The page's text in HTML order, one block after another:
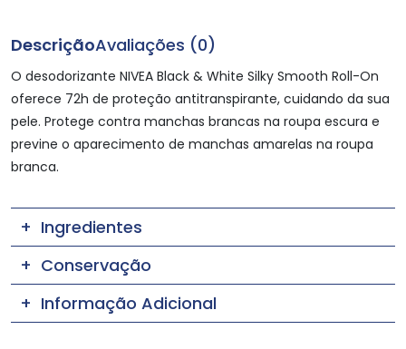
DescriçãoAvaliações (0)
O desodorizante NIVEA Black & White Silky Smooth Roll-On
oferece 72h de proteção antitranspirante, cuidando da sua
pele. Protege contra manchas brancas na roupa escura e
previne o aparecimento de manchas amarelas na roupa
branca.
Ingredientes
Conservação
Informação Adicional